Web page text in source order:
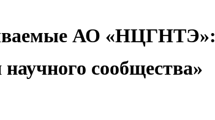
АО «НЦГНТЭ»:
сообщества»